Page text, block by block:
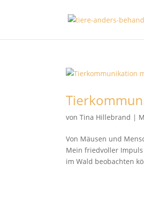
vonTina Hillebrand |
Von Mäusen und
Mein friedvoller
im Wald beobachten